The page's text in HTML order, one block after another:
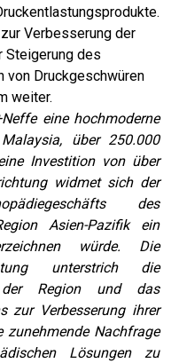
Verbesserung der
Steigerung des
Druckgeschwüren
weiter.
eine hochmoderne
über 250.000
Investition von über
widmet sich der
des
Asien-Pazifik ein
würde. Die
unterstrich die
der Region und das
zur Verbesserung ihrer
zunehmende Nachfrage
Lösungen zu